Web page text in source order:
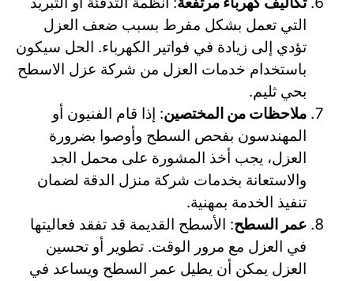
التي تعمل بشكل مفرط بسبب ضعف العزل
تؤدي إلى زيادة في فواتير الكهرباء. الحل سيكون
باستخدام خدمات العزل من شركة عزل الاسطح
بحي ثليم.
ملاحظات من المختصين: إذا قام الفنيون أو
المهندسون بفحص السطح وأوصوا بضرورة
العزل، يجب أخذ المشورة على محمل الجد
والاستعانة بخدمات شركة منزل الدقة لضمان
تنفيذ الخدمة بمهنية.
عمر السطح: الأسطح القديمة قد تفقد فعاليتها
في العزل مع مرور الوقت. تطوير أو تحسين
العزل يمكن أن يطيل عمر السطح ويساعد في